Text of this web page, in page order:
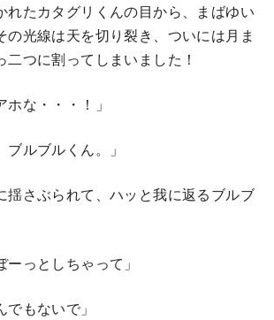
れたカタグリくんの目から、まばゆい
の光線は天を切り裂き、ついには月ま
二つに割ってしまいました！
ホな・・・！」
ブルブルくん。」
揺さぶられて、ハッと我に返るブルブ
ーっとしちゃって」
でもないで」